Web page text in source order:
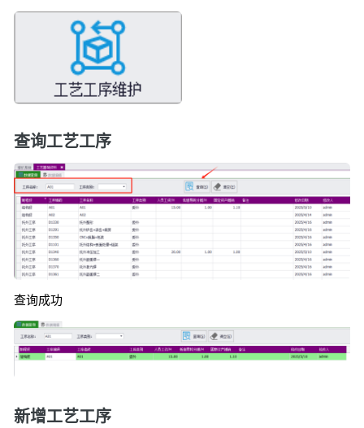
查询工艺工序
查询成功
新增工艺工序